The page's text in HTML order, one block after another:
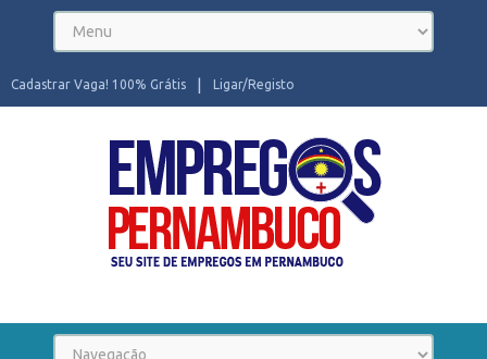
Ligar/Registo
Cadastrar Vaga! 100% Grátis